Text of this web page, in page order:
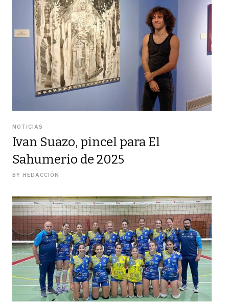
NOTICIAS
Ivan Suazo, pincel para El
Sahumerio de 2025
BY REDACCIÓN